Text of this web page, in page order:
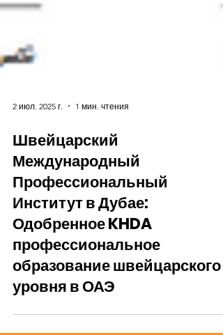
2 июл. 2025 г. 1 мин. чтения
Швейцарский
Международный
Профессиональный
Институт в Дубае:
Одобренное KHDA
профессиональное
образование швейцарского
уровня в ОАЭ